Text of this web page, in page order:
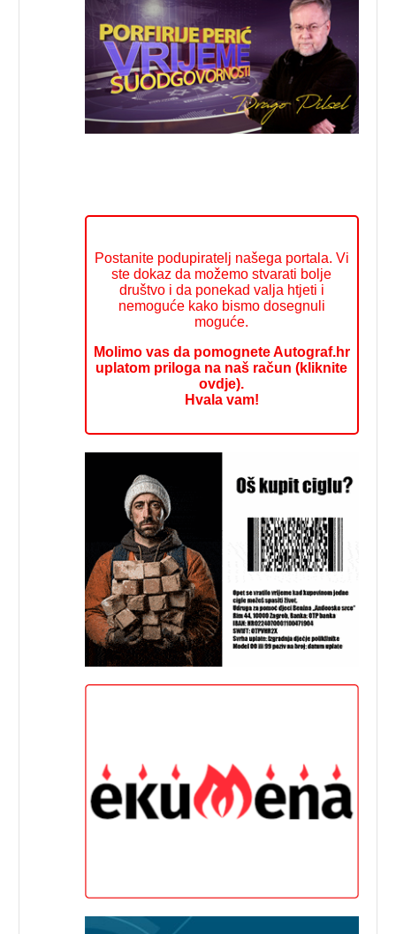
Postanite podupiratelj našega portala. Vi
ste dokaz da možemo stvarati bolje
društvo i da ponekad valja htjeti i
nemoguće kako bismo dosegnuli
moguće.
Molimo vas da pomognete Autograf.hr
uplatom priloga na naš račun (kliknite
ovdje).
Hvala vam!